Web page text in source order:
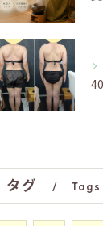
タグ Tags